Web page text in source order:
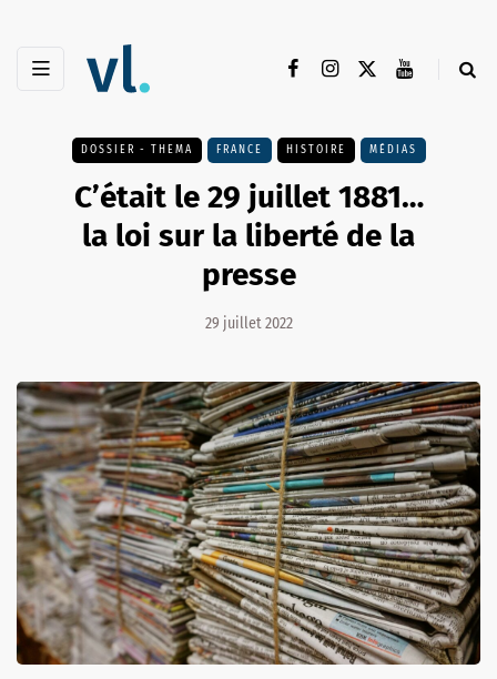
DOSSIER - THEMA FRANCE HISTOIRE MÉDIAS
C’était le 29 juillet 1881…
la loi sur la liberté de la
presse
29 juillet 2022